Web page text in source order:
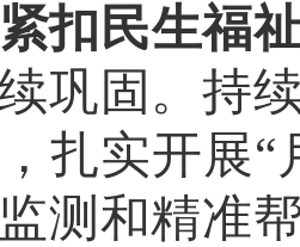
扣民生福
巩固。 持
扎实开展“
监测和精准